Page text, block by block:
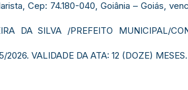
Cep: 74.180-040, Goiânia – Goiás,
DA SILVA /PREFEITO MUNICIPAL/
2026. VALIDADE DA ATA: 12 (DOZE) MESES.